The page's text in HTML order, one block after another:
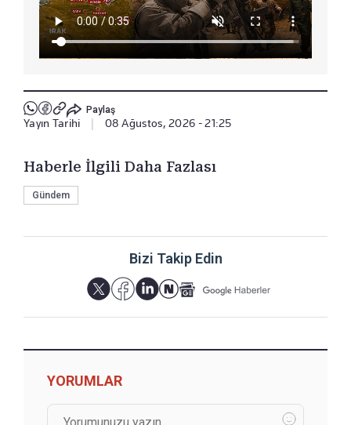
Paylaş
Yayın Tarihi 08 Ağustos, 2026 - 21:25
Haberle İlgili Daha Fazlası
Gündem
Bizi Takip Edin
YORUMLAR